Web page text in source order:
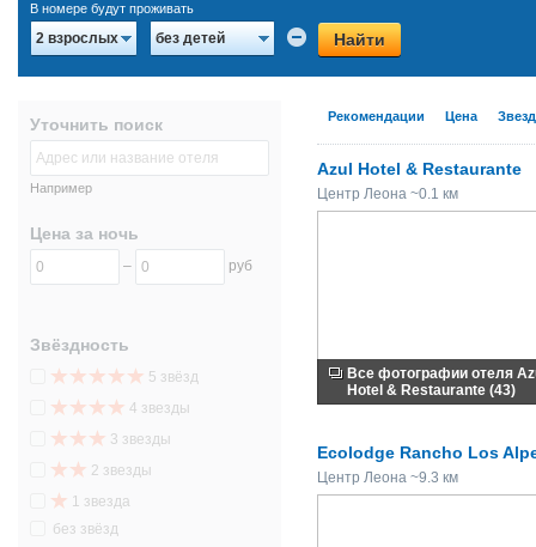
В номере будут проживать
2 взрослых без детей Найти
Уточнить поиск
Например
Цена за ночь
– руб
Звёздность
5 звёзд
4 звезды
3 звезды
2 звезды
1 звезда
без звёзд
Рекомендации Цена
Azul Hotel & Restaurante
Центр Леона ~0.1 км
Все фотографии отеля
Hotel & Restaurante (43)
Ecolodge Rancho Los
Центр Леона ~9.3 км